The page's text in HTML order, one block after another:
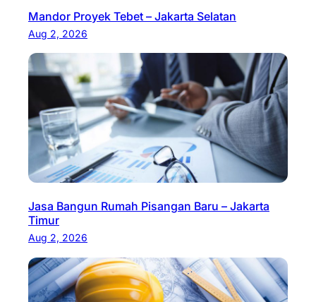
Mandor Proyek Tebet – Jakarta Selatan
Aug 2, 2026
Jasa Bangun Rumah Pisangan Baru – Jakarta
Timur
Aug 2, 2026